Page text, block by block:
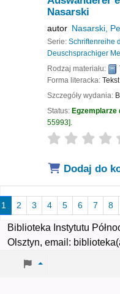
Nasarski
autor Nasarski,
Serie: Schriftenreihe
Deuschsprachiger
Rodzaj materiału:
Forma literacka:
Szczegóły wydania:
Status: Egzemplarze
55993 .
star rating
Dodaj do
1 2 3 4 5 6 7 8
Biblioteka Instytutu
Olsztyn, email: